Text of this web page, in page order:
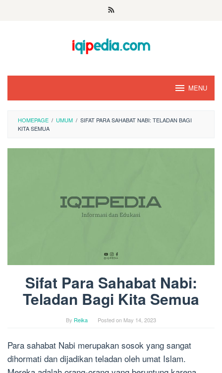
MENU
HOMEPAGE / UMUM / SIFAT PARA SAHABAT NABI: TELADAN BAGI
KITA SEMUA
Sifat Para Sahabat Nabi:
Teladan Bagi Kita Semua
By Reika Posted on May 14, 2023
Para sahabat Nabi merupakan sosok yang sangat
dihormati dan dijadikan teladan oleh umat Islam.